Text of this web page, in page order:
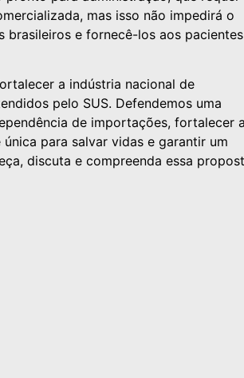
mas isso não impedirá o
brasileiros e fornecê-los aos
a indústria nacional de
pelo SUS. Defendemos uma
de importações, fortalecer
para salvar vidas e garantir um
discuta e compreenda essa